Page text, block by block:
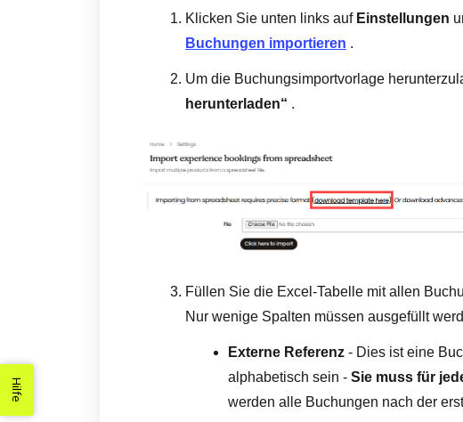
Klicken Sie unten links auf Einstellungen
Buchungen importieren .
Um die Buchungsimportvorlage
herunterladen“ .
Füllen Sie die Excel-Tabelle mit allen
Nur wenige Spalten müssen ausgefüllt
Externe Referenz - Dies ist eine
alphabetisch sein - Sie muss für
werden alle Buchungen nach der
Hilfe